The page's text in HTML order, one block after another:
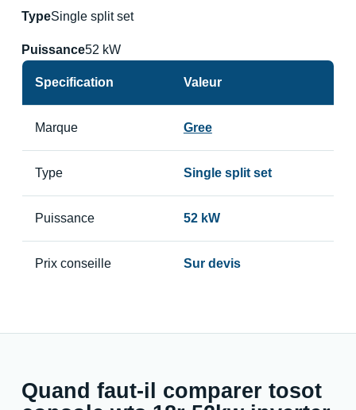
TypeSingle split set
Puissance52 kW
Specification Valeur
Marque Gree
Type Single split set
Puissance 52 kW
Prix conseille Sur devis
Quand faut-il comparer tosot